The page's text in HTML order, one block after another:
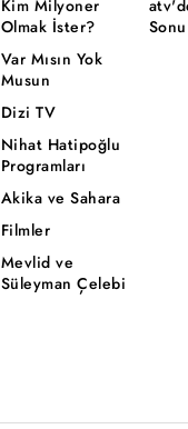
Kim Milyoner
Olmak İster?
Var Mısın Yok
Musun
Dizi TV
Nihat Hatipoğlu
Programları
Akika ve Sahara
Filmler
Mevlid ve
Süleyman Çelebi
Sonu